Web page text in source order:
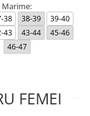
Marime:
38 38-39
39-40
43 43-44
45-46
46-47
FEMEI